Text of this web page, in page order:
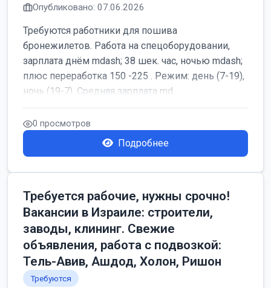
Опубликовано: 07.06.2026
Требуются работники для пошива
бронежилетов. Работа на спецоборудовании,
зарплата днём mdash; 38 шек. час, ночью mdash;
плюс переработка 150 -225 . Режим: день (7-19),
ночь (19-7). Средняя зарплата md...
0 просмотров
Подробнее
Требуется рабочие, нужны срочно!
Вакансии в Израиле: строители,
заводы, клининг. Свежие
объявления, работа с подвозкой:
Тель-Авив, Ашдод, Холон, Ришон
Требуются